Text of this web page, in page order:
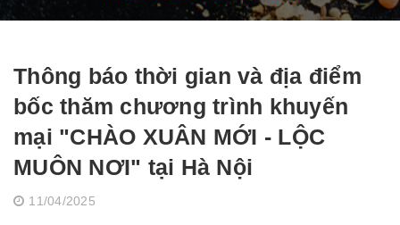
Thông báo thời gian và địa điểm
bốc thăm chương trình khuyến
mại "CHÀO XUÂN MỚI - LỘC
MUÔN NƠI" tại Hà Nội
11/04/2025